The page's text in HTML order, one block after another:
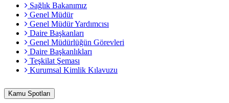
Sağlık Bakanımız
Genel Müdür
Genel Müdür Yardımcısı
Daire Başkanları
Genel Müdürlüğün Görevleri
Daire Başkanlıkları
Teşkilat Şeması
Kurumsal Kimlik Kılavuzu
Kamu Spotları